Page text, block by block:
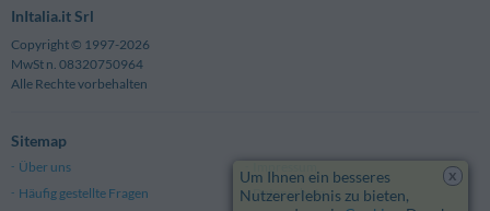
InItalia.it Srl
Copyright © 1997-2026
MwSt n. 08320750964
Alle Rechte vorbehalten
Sitemap
Über uns
Häufig gestellte Fragen
Datenschutz
x
Um Ihnen ein besseres
Nutzererlebnis zu bieten,